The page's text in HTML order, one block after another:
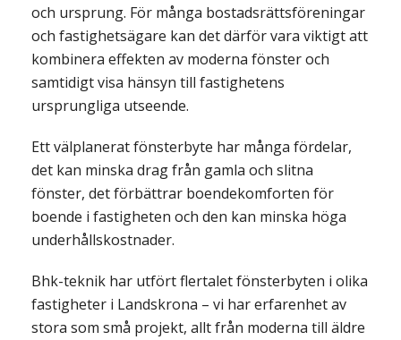
och ursprung. För många bostadsrättsföreningar
och fastighetsägare kan det därför vara viktigt att
kombinera effekten av moderna fönster och
samtidigt visa hänsyn till fastighetens
ursprungliga utseende.
Ett välplanerat fönsterbyte har många fördelar,
det kan minska drag från gamla och slitna
fönster, det förbättrar boendekomforten för
boende i fastigheten och den kan minska höga
underhållskostnader.
Bhk-teknik har utfört flertalet fönsterbyten i olika
fastigheter i Landskrona – vi har erfarenhet av
stora som små projekt, allt från moderna till äldre